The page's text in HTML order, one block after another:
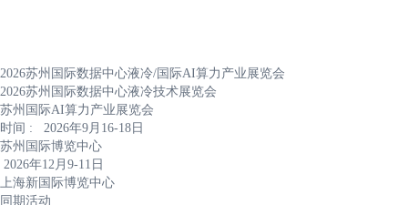
2026苏州国际数据中心液冷/国际AI算力产业展览会
2026苏州国际数据中心液冷技术展览会
苏州国际AI算力产业展览会
时间 : 2026年9月16-18日
苏州国际博览中心
2026年12月9-11日
上海新国际博览中心
同期活动